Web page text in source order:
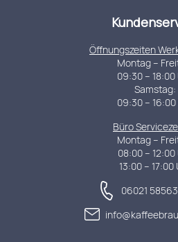
Öffnungszeiten
Montag –
09:30 – 18:00
Samstag:
09:30 –
Büro
Montag –
08:00 – 12:00
13:00 – 17:00
06021